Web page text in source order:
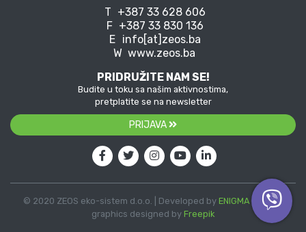
T +387 33 628 606
F +387 33 830 136
E info[at]zeos.ba
W www.zeos.ba
PRIDRUŽITE NAM SE!
Budite u toku sa našim aktivnostima,
pretplatite se na newsletter
PRIJAVA
© 2020 ZEOS eko-sistem d.o.o. | Developed by ENIGMA| Vector
graphics designed by Freepik